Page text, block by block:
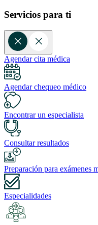
Servicios para ti
Agendar cita médica
Agendar chequeo médico
Encontrar un especialista
Consultar resultados
Preparación para exámenes
Especialidades